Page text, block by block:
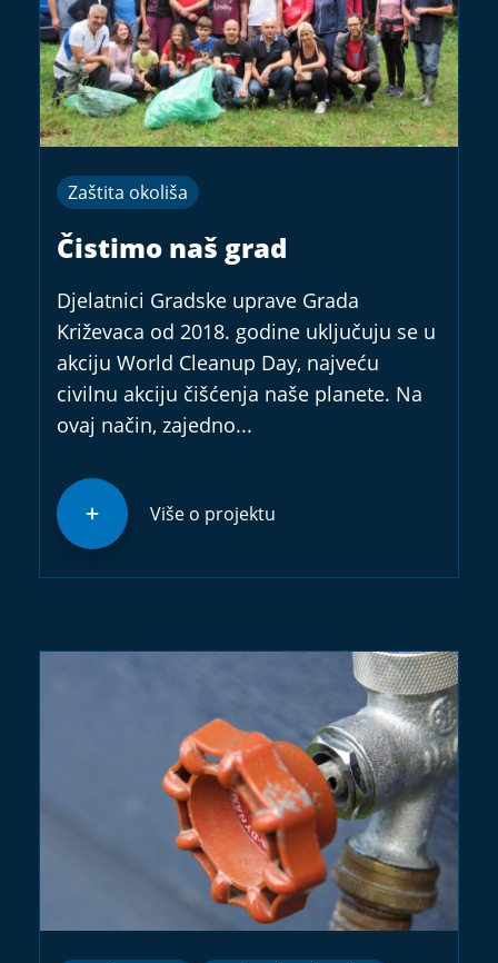
Zaštita okoliša
Čistimo naš grad
Djelatnici Gradske uprave Grada
Križevaca od 2018. godine uključuju se u
akciju World Cleanup Day, najveću
civilnu akciju čišćenja naše planete. Na
ovaj način, zajedno...
Više o projektu